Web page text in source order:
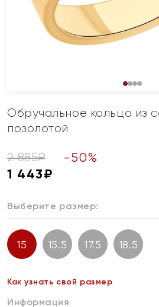
Обручальное кольцо из
позолотой
2 885₽ -50%
1 443₽
Выберите размер:
15 15.5 17.5 18.5
Как узнать свой размер
Информация